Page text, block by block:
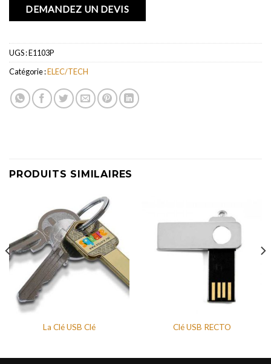
DEMANDEZ UN DEVIS
UGS :E1103P
Catégorie :ELEC/TECH
PRODUITS SIMILAIRES
La Clé USB Clé Clé USB RECTO